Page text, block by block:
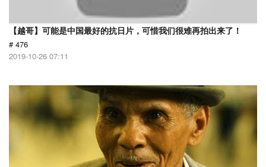
【越哥】可能是中国最好的抗日片，可惜我们很难再拍出来了！
# 476
2019-10-26 07:11